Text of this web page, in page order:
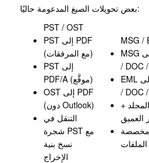
بعض تحويلات الصيغ المدعومة حاليًا:
PST / OST
PST إلى PDF
(مع المرفقات)
PST إلى
PDF/A (موقَّع)
OST إلى PDF
(دون Outlook)
التنقل في
شجرة PST مع
نسخ بنية
الإخراج
MSG /
MSG إلى PDF
/ DOC
EML إلى PDF
/ DOC
+
العميق
مخصصة